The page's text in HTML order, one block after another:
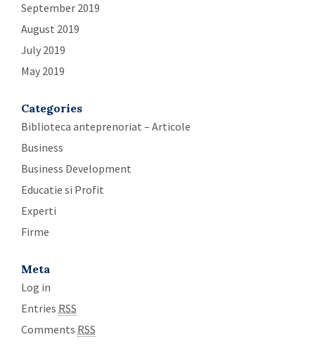
September 2019
August 2019
July 2019
May 2019
Categories
Biblioteca anteprenoriat – Articole
Business
Business Development
Educatie si Profit
Experti
Firme
Meta
Log in
Entries RSS
Comments RSS